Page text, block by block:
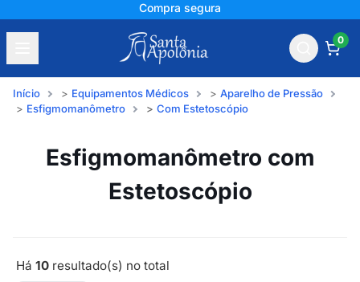
Compra segura
0
Início Equipamentos Médicos
Aparelho de Pressão
Esfigmomanômetro
Com Estetoscópio
Esfigmomanômetro com
Estetoscópio
Há 10 resultado(s) no total